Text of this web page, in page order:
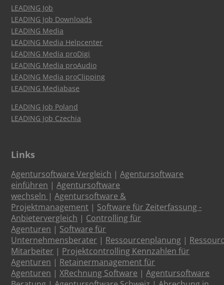
LEADING Job
LEADING Job Downloads
LEADING Media
LEADING Media Helpcenter
LEADING Media proDigi
LEADING Media proAudio
LEADING Media proClipping
LEADING Mediabase
LEADING Job Poland
LEADING Job Czechia
Links
Agentursoftware Vergleich |Agentursoftware
einführen |Agentursoftware
wechseln |Agentursoftware &
Projektmanagement | Software für Zeiterfassung -
Anbietervergleich | Controlling für
Agenturen | Software für
Unternehmensberater | Ressourcenplanung |
Mitarbeiter | Projektcontrolling Kennzahlen für
Agenturen | Retainermanagement für
Agenturen |XRechnung Software |Agentursoftware